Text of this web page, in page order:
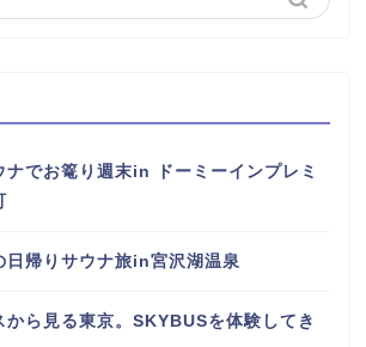
ナでお篭り週末in ドーミーインプレミ
日帰りサウナ旅in宮沢湖温泉
から見る東京。SKYBUSを体験してき